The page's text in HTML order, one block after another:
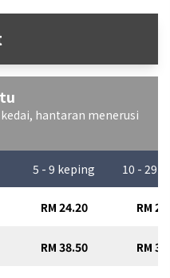
hantaran menerusi
5 - 9 keping 10 - 29
RM 24.20 RM
RM 38.50 RM